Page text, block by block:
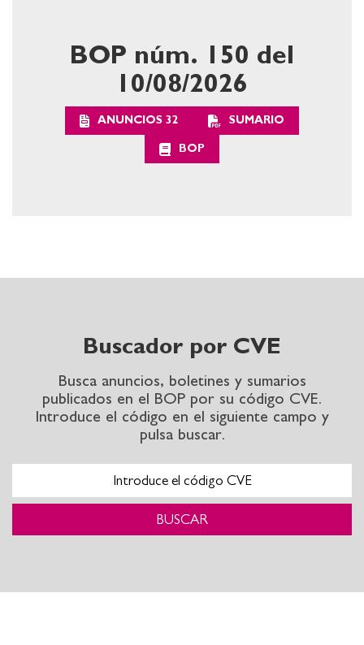
BOP núm. 150 del
10/08/2026
ANUNCIOS 32 SUMARIO
BOP
Buscador por CVE
Busca anuncios, boletines y sumarios
publicados en el BOP por su código CVE.
Introduce el código en el siguiente campo y
pulsa buscar.
Suscripción al BOP
Suscribiéndose a nuestros boletines recibirá
periódicamente un correo electrónico con la
información más destacable